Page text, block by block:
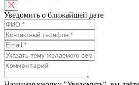
Уведомить о ближайшей дате